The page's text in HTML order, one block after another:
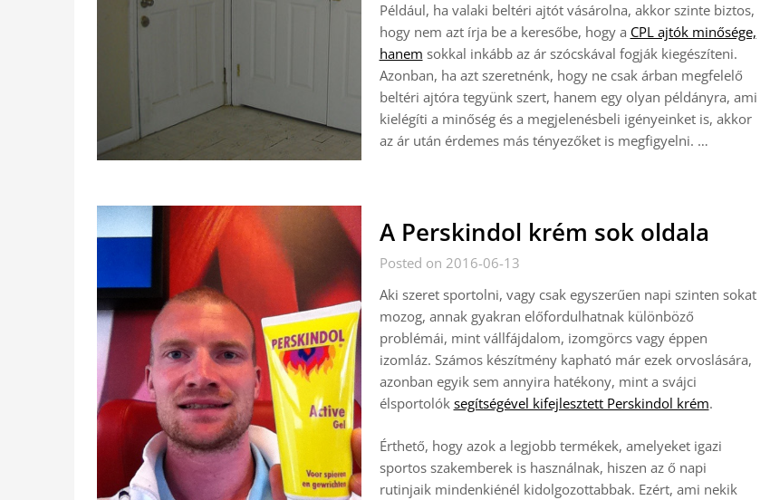
Például, ha valaki beltéri ajtót vásárolna, akkor szinte biztos,
hogy nem azt írja be a keresőbe, hogy a CPL ajtók minősége,
hanem sokkal inkább az ár szócskával fogják kiegészíteni.
Azonban, ha azt szeretnénk, hogy ne csak árban megfelelő
beltéri ajtóra tegyünk szert, hanem egy olyan példányra, ami
kielégíti a minőség és a megjelenésbeli igényeinket is, akkor
az ár után érdemes más tényezőket is megfigyelni. …
A Perskindol krém sok oldala
Posted on 2016-06-13
Aki szeret sportolni, vagy csak egyszerűen napi szinten sokat
mozog, annak gyakran előfordulhatnak különböző
problémái, mint vállfájdalom, izomgörcs vagy éppen
izomláz. Számos készítmény kapható már ezek orvoslására,
azonban egyik sem annyira hatékony, mint a svájci
élsportolók segítségével kifejlesztett Perskindol krém.
Érthető, hogy azok a legjobb termékek, amelyeket igazi
sportos szakemberek is használnak, hiszen az ő napi
rutinjaik mindenkiénél kidolgozottabbak. Ezért, ami nekik